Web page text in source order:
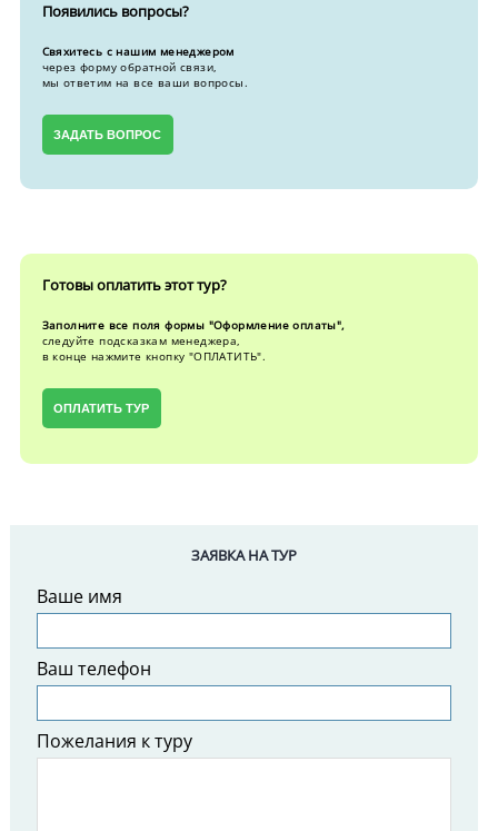
Появились вопросы?
Свяхитесь с нашим менеджером
через форму обратной связи,
мы ответим на все ваши вопросы.
ЗАДАТЬ ВОПРОС
Готовы оплатить этот тур?
Заполните все поля формы "Оформление оплаты",
следуйте подсказкам менеджера,
в конце нажмите кнопку "ОПЛАТИТЬ".
ОПЛАТИТЬ ТУР
ЗАЯВКА НА ТУР
Ваше имя
Ваш телефон
Пожелания к туру